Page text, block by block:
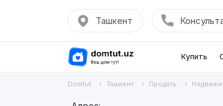
Ташкент
Купить
Domtut Ташкент Продать